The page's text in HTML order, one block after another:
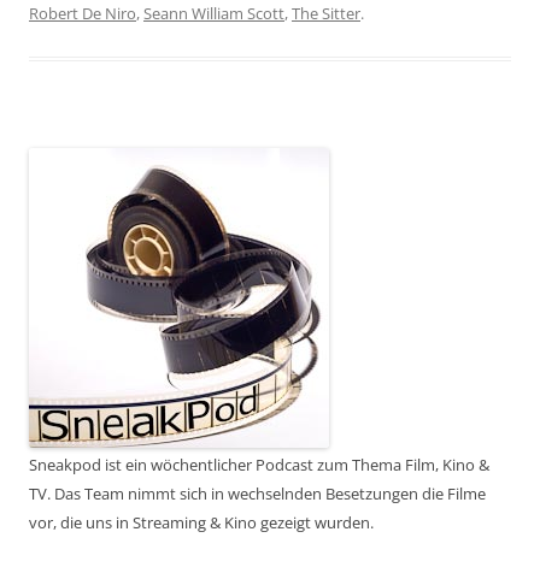
Robert De Niro,Seann William Scott,The Sitter.
Sneakpod ist ein wöchentlicher Podcast zum Thema Film, Kino &
TV. Das Team nimmt sich in wechselnden Besetzungen die Filme
vor, die uns in Streaming & Kino gezeigt wurden.